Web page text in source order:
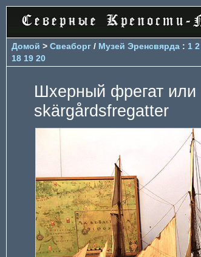
Домой > Свеаборг / Музей Эренсвярда : 1 2
18 19 20
Шхерный фрегат или
skärgårdsfregatter